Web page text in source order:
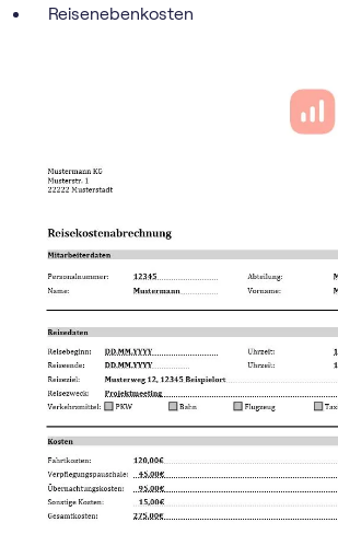
Reisenebenkosten